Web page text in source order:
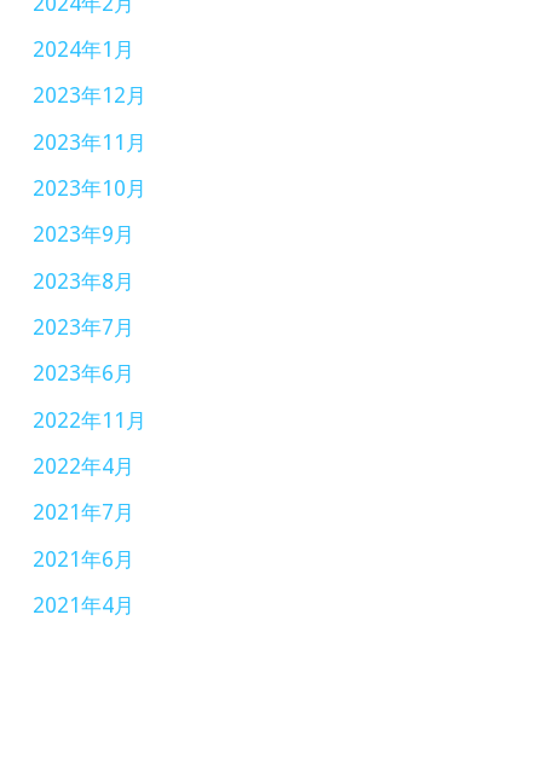
2024年1月
2023年12月
2023年11月
2023年10月
2023年9月
2023年8月
2023年7月
2023年6月
2022年11月
2022年4月
2021年7月
2021年6月
2021年4月